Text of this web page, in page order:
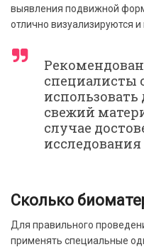
выявления подвижной
отлично визуализируются
специалисты
свежий
случае
Сколько
Для правильного
применять специальные